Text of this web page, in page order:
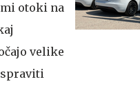
otoki na
velike
spraviti